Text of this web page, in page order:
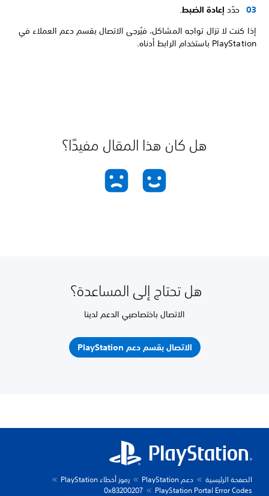
حدّد إعادة الضبط.
إذا كنت لا تزال تواجه المشاكل، فيُرجى الاتصال بقسم دعم العملاء في
PlayStation باستخدام الرابط أدناه.
هل كان هذا المقال مفيدًا؟
هل تحتاج إلى المساعدة؟
الاتصال باختصاصيي الدعم لدينا
الاتصال بقسم دعم PlayStation
الصفحة الرئيسية دعم PlayStation
رموز أخطاء PlayStation
PlayStation Portal Error Codes
0x83200207